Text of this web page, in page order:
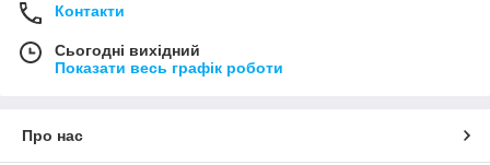
Контакти
Сьогодні вихідний
Показати весь графік роботи
Про нас